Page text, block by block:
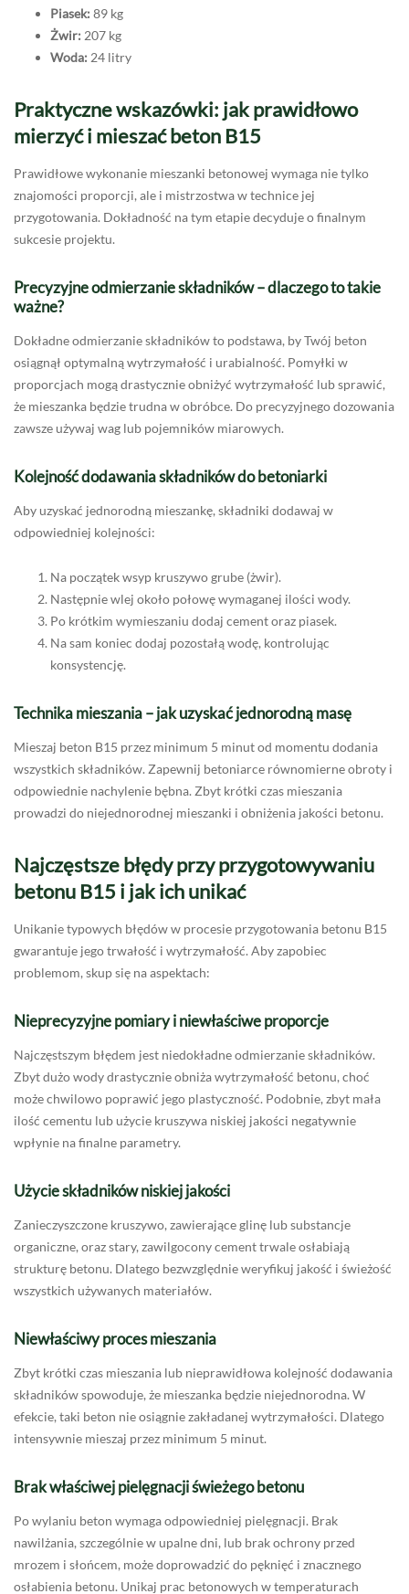
Piasek: 89 kg
Żwir: 207 kg
Woda: 24 litry
Praktyczne wskazówki: jak prawidłowo
mierzyć i mieszać beton B15
Prawidłowe wykonanie mieszanki betonowej wymaga nie tylko
znajomości proporcji, ale i mistrzostwa w technice jej
przygotowania. Dokładność na tym etapie decyduje o finalnym
sukcesie projektu.
Precyzyjne odmierzanie składników – dlaczego to takie
ważne?
Dokładne odmierzanie składników to podstawa, by Twój beton
osiągnął optymalną wytrzymałość i urabialność. Pomyłki w
proporcjach mogą drastycznie obniżyć wytrzymałość lub sprawić,
że mieszanka będzie trudna w obróbce. Do precyzyjnego dozowania
zawsze używaj wag lub pojemników miarowych.
Kolejność dodawania składników do betoniarki
Aby uzyskać jednorodną mieszankę, składniki dodawaj w
odpowiedniej kolejności:
Na początek wsyp kruszywo grube (żwir).
Następnie wlej około połowę wymaganej ilości wody.
Po krótkim wymieszaniu dodaj cement oraz piasek.
Na sam koniec dodaj pozostałą wodę, kontrolując
konsystencję.
Technika mieszania – jak uzyskać jednorodną masę
Mieszaj beton B15 przez minimum 5 minut od momentu dodania
wszystkich składników. Zapewnij betoniarce równomierne obroty i
odpowiednie nachylenie bębna. Zbyt krótki czas mieszania
prowadzi do niejednorodnej mieszanki i obniżenia jakości betonu.
Najczęstsze błędy przy przygotowywaniu
betonu B15 i jak ich unikać
Unikanie typowych błędów w procesie przygotowania betonu B15
gwarantuje jego trwałość i wytrzymałość. Aby zapobiec
problemom, skup się na aspektach:
Nieprecyzyjne pomiary i niewłaściwe proporcje
Najczęstszym błędem jest niedokładne odmierzanie składników.
Zbyt dużo wody drastycznie obniża wytrzymałość betonu, choć
może chwilowo poprawić jego plastyczność. Podobnie, zbyt mała
ilość cementu lub użycie kruszywa niskiej jakości negatywnie
wpłynie na finalne parametry.
Użycie składników niskiej jakości
Zanieczyszczone kruszywo, zawierające glinę lub substancje
organiczne, oraz stary, zawilgocony cement trwale osłabiają
strukturę betonu. Dlatego bezwzględnie weryfikuj jakość i świeżość
wszystkich używanych materiałów.
Niewłaściwy proces mieszania
Zbyt krótki czas mieszania lub nieprawidłowa kolejność dodawania
składników spowoduje, że mieszanka będzie niejednorodna. W
efekcie, taki beton nie osiągnie zakładanej wytrzymałości. Dlatego
intensywnie mieszaj przez minimum 5 minut.
Brak właściwej pielęgnacji świeżego betonu
Po wylaniu beton wymaga odpowiedniej pielęgnacji. Brak
nawilżania, szczególnie w upalne dni, lub brak ochrony przed
mrozem i słońcem, może doprowadzić do pęknięć i znacznego
osłabienia betonu. Unikaj prac betonowych w temperaturach